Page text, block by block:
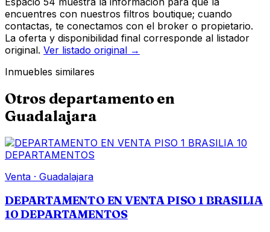
encuentres con nuestros filtros boutique; cuando
contactas, te conectamos con el broker o propietario.
La oferta y disponibilidad final corresponde al listador
original. Ver listado original →
Inmuebles similares
Otros departamentoen
Guadalajara
Venta · Guadalajara
DEPARTAMENTO EN VENTA PISO 1 BRASILIA
10 DEPARTAMENTOS